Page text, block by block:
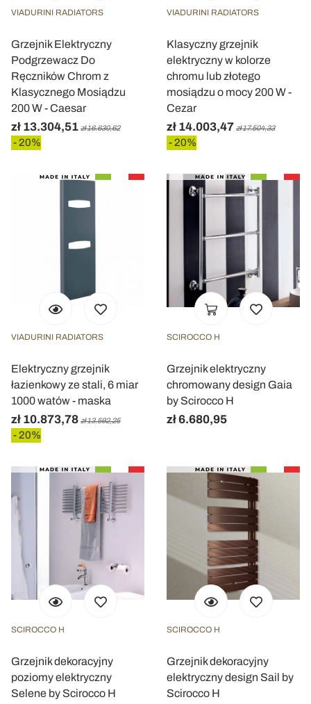
VIADURINI RADIATORS
Grzejnik Elektryczny
Podgrzewacz Do
Ręczników Chrom z
Klasycznego Mosiądzu
200 W - Caesar
zł 13.304,51 zł 16.630,62
- 20%
VIADURINI RADIATORS
Klasyczny grzejnik
elektryczny w kolorze
chromu lub złotego
mosiądzu o mocy 200 W -
Cezar
zł 14.003,47 zł 17.504,33
- 20%
VIADURINI RADIATORS
Elektryczny grzejnik
łazienkowy ze stali, 6 miar
1000 watów - maska
zł 10.873,78 zł 13.592,25
- 20%
SCIROCCO H
Grzejnik elektryczny
chromowany design Gaia
by Scirocco H
zł 6.680,95
SCIROCCO H
Grzejnik dekoracyjny
poziomy elektryczny
Selene by Scirocco H
SCIROCCO H
Grzejnik dekoracyjny
elektryczny design Sail by
Scirocco H